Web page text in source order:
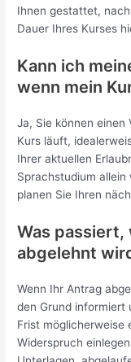
Ihnen gestattet,
Dauer Ihres Kurses
Kann ich
wenn mein
Ja, Sie können einen
Kurs läuft,
Ihrer aktuellen
Sprachstudium allein
planen Sie Ihren
Was passiert,
abgelehnt
Wenn Ihr Antrag
den Grund informiert
Frist möglicherweise
Widerspruch